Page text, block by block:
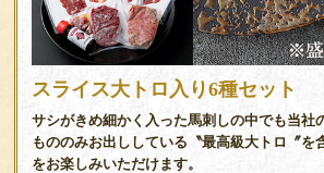
スライス大トロ入り6種セット
サシがきめ細かく入った馬刺しの中でも当社
もののみお出ししている〝最高級大トロ〞を
をお楽しみいただけます。